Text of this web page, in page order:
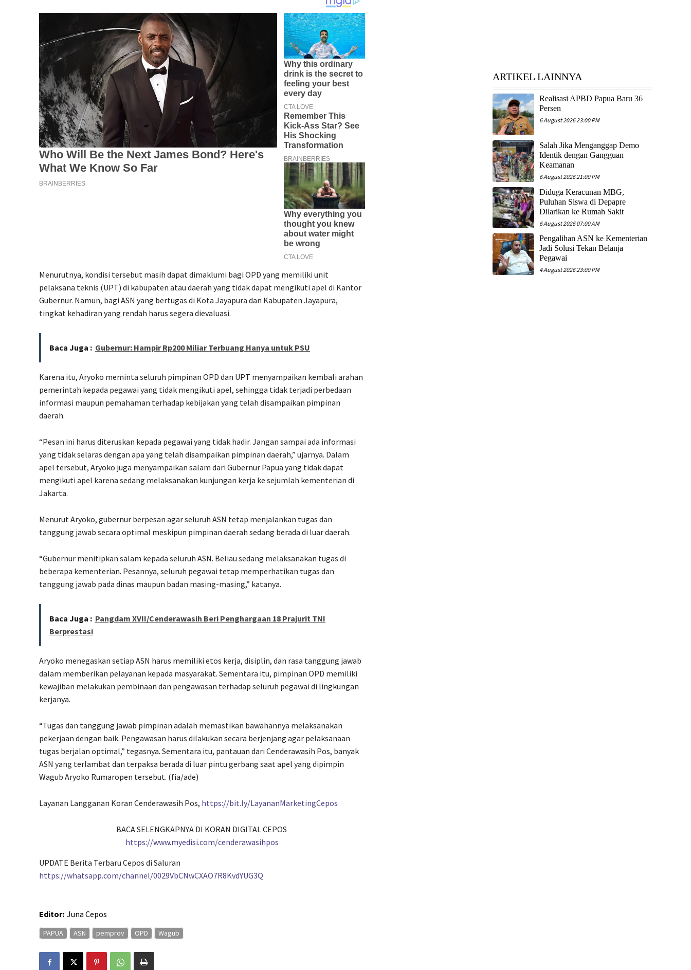
Menurutnya, kondisi tersebut masih dapat dimaklumi bagi OPD yang memiliki unit
pelaksana teknis (UPT) di kabupaten atau daerah yang tidak dapat mengikuti apel di Kantor
Gubernur. Namun, bagi ASN yang bertugas di Kota Jayapura dan Kabupaten Jayapura,
tingkat kehadiran yang rendah harus segera dievaluasi.
Baca Juga : Gubernur: Hampir Rp200 Miliar Terbuang Hanya untuk PSU
Karena itu, Aryoko meminta seluruh pimpinan OPD dan UPT menyampaikan kembali arahan
pemerintah kepada pegawai yang tidak mengikuti apel, sehingga tidak terjadi perbedaan
informasi maupun pemahaman terhadap kebijakan yang telah disampaikan pimpinan
daerah.
“Pesan ini harus diteruskan kepada pegawai yang tidak hadir. Jangan sampai ada informasi
yang tidak selaras dengan apa yang telah disampaikan pimpinan daerah,” ujarnya. Dalam
apel tersebut, Aryoko juga menyampaikan salam dari Gubernur Papua yang tidak dapat
mengikuti apel karena sedang melaksanakan kunjungan kerja ke sejumlah kementerian di
Jakarta.
Menurut Aryoko, gubernur berpesan agar seluruh ASN tetap menjalankan tugas dan
tanggung jawab secara optimal meskipun pimpinan daerah sedang berada di luar daerah.
“Gubernur menitipkan salam kepada seluruh ASN. Beliau sedang melaksanakan tugas di
beberapa kementerian. Pesannya, seluruh pegawai tetap memperhatikan tugas dan
tanggung jawab pada dinas maupun badan masing-masing,” katanya.
Baca Juga : Pangdam XVII/Cenderawasih Beri Penghargaan 18 Prajurit TNI
Berprestasi
Aryoko menegaskan setiap ASN harus memiliki etos kerja, disiplin, dan rasa tanggung jawab
dalam memberikan pelayanan kepada masyarakat. Sementara itu, pimpinan OPD memiliki
kewajiban melakukan pembinaan dan pengawasan terhadap seluruh pegawai di lingkungan
kerjanya.
“Tugas dan tanggung jawab pimpinan adalah memastikan bawahannya melaksanakan
pekerjaan dengan baik. Pengawasan harus dilakukan secara berjenjang agar pelaksanaan
tugas berjalan optimal,” tegasnya. Sementara itu, pantauan dari Cenderawasih Pos, banyak
ASN yang terlambat dan terpaksa berada di luar pintu gerbang saat apel yang dipimpin
Wagub Aryoko Rumaropen tersebut. (fia/ade)
Layanan Langganan Koran Cenderawasih Pos, https://bit.ly/LayananMarketingCepos
BACA SELENGKAPNYA DI KORAN DIGITAL CEPOS
https://www.myedisi.com/cenderawasihpos
UPDATE Berita Terbaru Cepos di Saluran
https://whatsapp.com/channel/0029VbCNwCXAO7R8KvdYUG3Q
Editor: Juna Cepos
PAPUA ASN pemprov OPD Wagub
ARTIKEL LAINNYA
Realisasi APBD Papua Baru 36
Persen
6 August 2026 23:00 PM
Salah Jika Menganggap Demo
Identik dengan Gangguan
Keamanan
6 August 2026 21:00 PM
Diduga Keracunan MBG,
Puluhan Siswa di Depapre
Dilarikan ke Rumah Sakit
6 August 2026 07:00 AM
Pengalihan ASN ke Kementerian
Jadi Solusi Tekan Belanja
Pegawai
4 August 2026 23:00 PM